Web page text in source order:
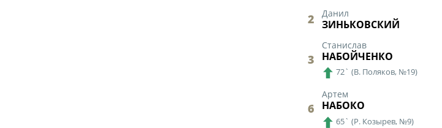
2 Данил
ЗИНЬКОВСКИЙ
3
Станислав
НАБОЙЧЕНКО
72` (В. Поляков, №19)
6
Артем
НАБОКО
65` (Р. Козырев, №9)